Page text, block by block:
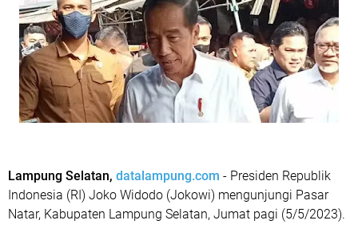
Lampung Selatan, datalampung.com - Presiden Republik
Indonesia (RI) Joko Widodo (Jokowi) mengunjungi Pasar
Natar, Kabupaten Lampung Selatan, Jumat pagi (5/5/2023).